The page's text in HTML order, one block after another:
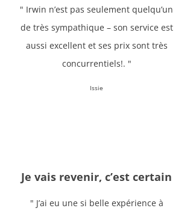
" Irwin n’est pas seulement quelqu’un
de très sympathique – son service est
aussi excellent et ses prix sont très
concurrentiels!. "
Issie
Je vais revenir, c’est certain
" J’ai eu une si belle expérience à